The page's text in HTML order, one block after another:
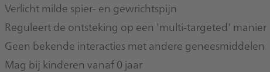
Verlicht milde spier- en gewrichtspijn
Reguleert de ontsteking op een 'multi-targeted' manier
Geen bekende interacties met andere geneesmiddelen
Mag bij kinderen vanaf 0 jaar